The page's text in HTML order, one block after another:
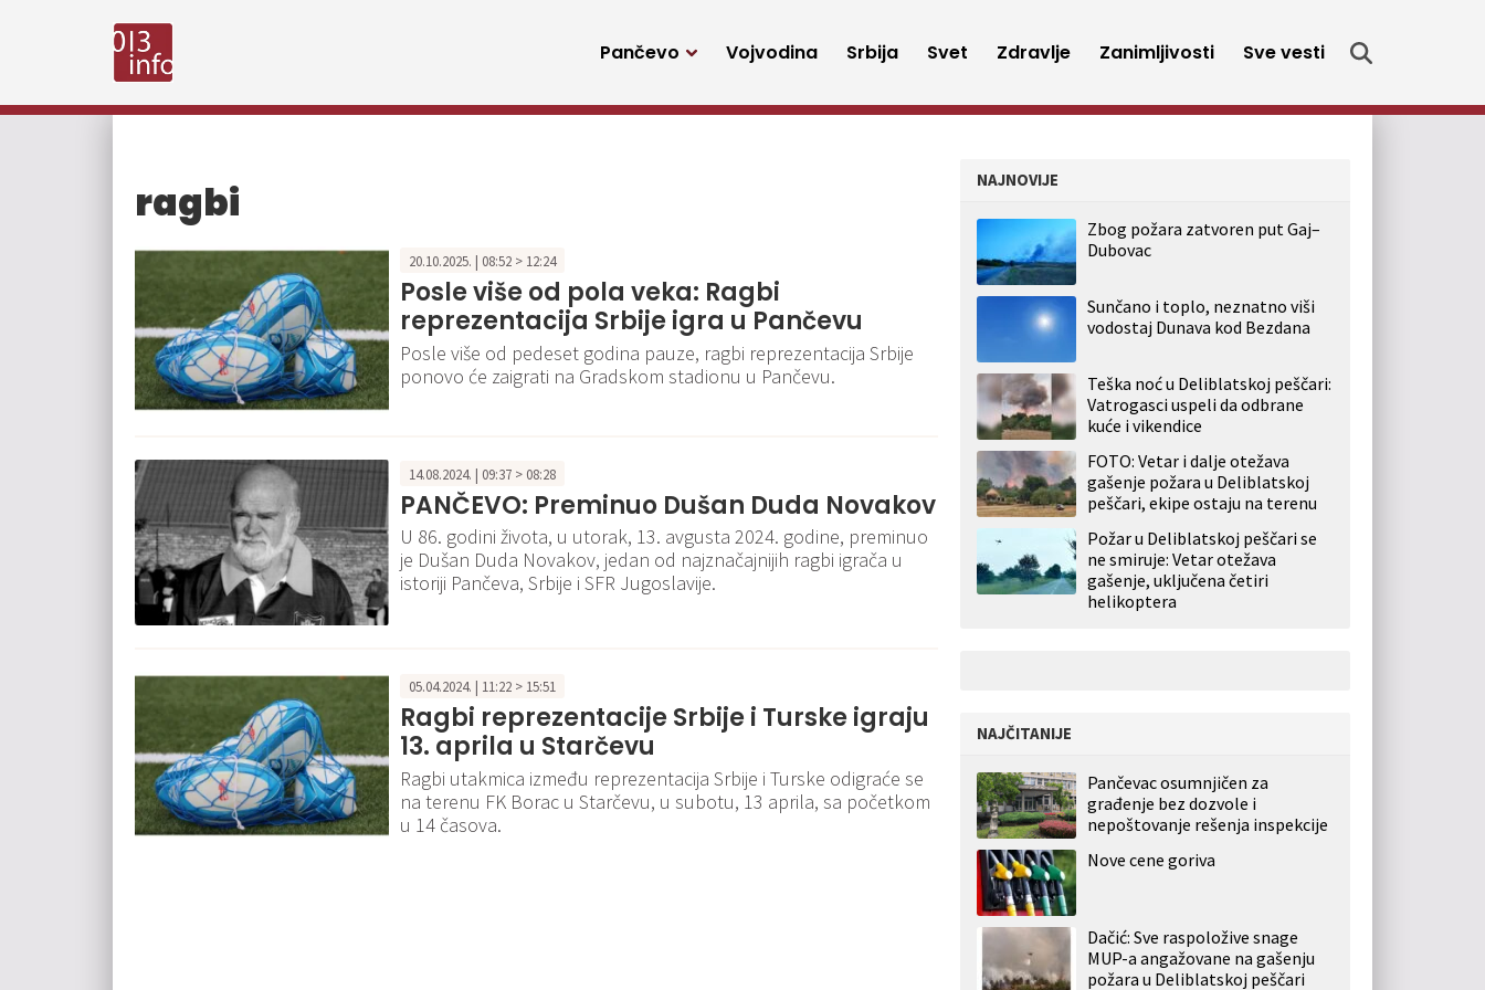
Pančevo Vojvodina Srbija Svet Zdravlje Zanimljivosti Sve vesti
ragbi
20.10.2025. | 08:52 > 12:24
Posle više od pola veka: Ragbi
reprezentacija Srbije igra u Pančevu
Posle više od pedeset godina pauze, ragbi reprezentacija Srbije
ponovo će zaigrati na Gradskom stadionu u Pančevu.
14.08.2024. | 09:37 > 08:28
PANČEVO: Preminuo Dušan Duda Novakov
U 86. godini života, u utorak, 13. avgusta 2024. godine, preminuo
je Dušan Duda Novakov, jedan od najznačajnijih ragbi igrača u
istoriji Pančeva, Srbije i SFR Jugoslavije.
05.04.2024. | 11:22 > 15:51
Ragbi reprezentacije Srbije i Turske igraju
13. aprila u Starčevu
Ragbi utakmica između reprezentacija Srbije i Turske odigraće se
na terenu FK Borac u Starčevu, u subotu, 13 aprila, sa početkom
u 14 časova.
NAJNOVIJE
Zbog požara zatvoren put Gaj–
Dubovac
Sunčano i toplo, neznatno viši
vodostaj Dunava kod Bezdana
Teška noć u Deliblatskoj peščari:
Vatrogasci uspeli da odbrane
kuće i vikendice
FOTO: Vetar i dalje otežava
gašenje požara u Deliblatskoj
peščari, ekipe ostaju na terenu
Požar u Deliblatskoj peščari se
ne smiruje: Vetar otežava
gašenje, uključena četiri
helikoptera
NAJČITANIJE
Pančevac osumnjičen za
građenje bez dozvole i
nepoštovanje rešenja inspekcije
Nove cene goriva
Dačić: Sve raspoložive snage
MUP-a angažovane na gašenju
požara u Deliblatskoj peščari